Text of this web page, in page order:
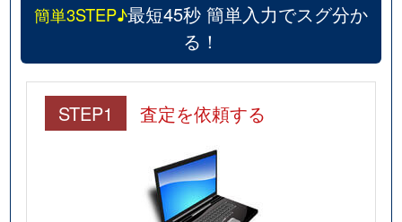
簡単3STEP♪最短45秒 簡単入力でスグ分か
る！
STEP1 査定を依頼する